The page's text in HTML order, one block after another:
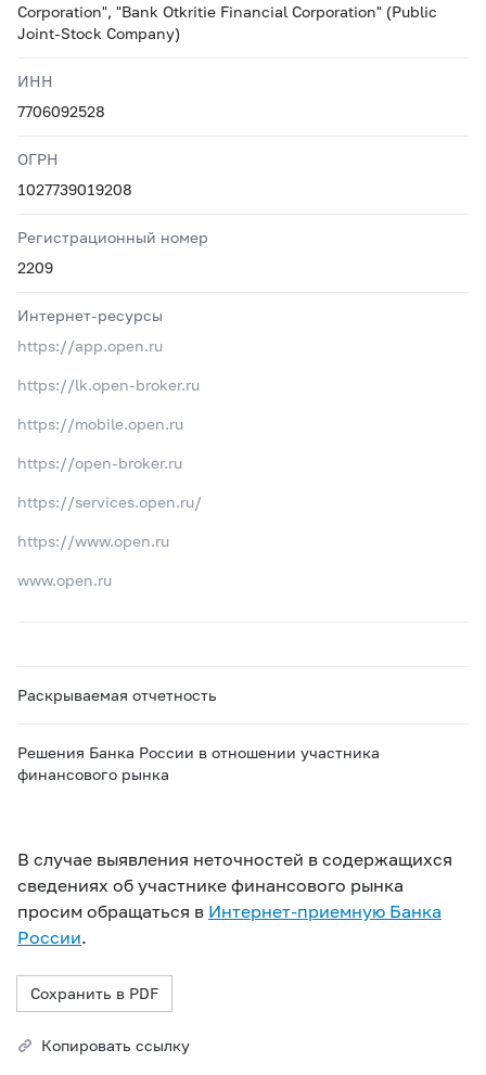
Corporation", "Bank Otkritie Financial Corporation" (Public
Joint-Stock Company)
ИНН
7706092528
ОГРН
1027739019208
Регистрационный номер
2209
Интернет-ресурсы
https://app.open.ru
https://lk.open-broker.ru
https://mobile.open.ru
https://open-broker.ru
https://services.open.ru/
https://www.open.ru
www.open.ru
Раскрываемая отчетность
Решения Банка России в отношении участника
финансового рынка
В случае выявления неточностей в содержащихся
сведениях об участнике финансового рынка
просим обращаться в Интернет-приемную Банка
России.
Сохранить в PDF
Копировать ссылку